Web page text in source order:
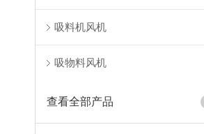
吸料机风机
吸物料风机
查看全部产品